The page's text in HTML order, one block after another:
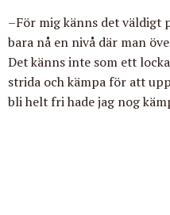
–För mig känns det väldigt
bara nå en nivå där man
Det känns inte som ett
strida och kämpa för att
bli helt fri hade jag nog